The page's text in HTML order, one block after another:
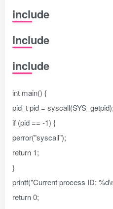
include
include
include
int main() {
pid_t pid = syscall(SYS_getpid);
if (pid == -1) {
perror("syscall");
return 1;
}
printf("Current process ID:
return 0;